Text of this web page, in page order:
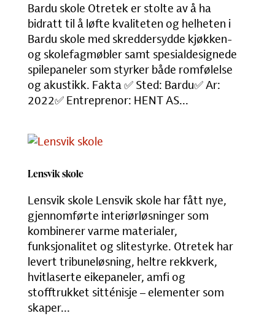
Bardu skole Otretek er stolte av å ha
bidratt til å løfte kvaliteten og helheten i
Bardu skole med skreddersydde kjøkken-
og skolefagmøbler samt spesialdesignede
spilepaneler som styrker både romfølelse
og akustikk. Fakta ✅ Sted: Bardu✅ Ar:
2022✅ Entreprenor: HENT AS...
Lensvik skole
Lensvik skole Lensvik skole har fått nye,
gjennomførte interiørløsninger som
kombinerer varme materialer,
funksjonalitet og slitestyrke. Otretek har
levert tribuneløsning, heltre rekkverk,
hvitlaserte eikepaneler, amfi og
stofftrukket sitténisje – elementer som
skaper...